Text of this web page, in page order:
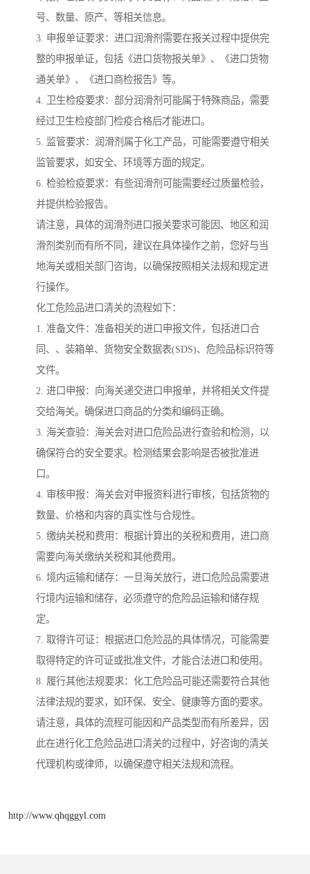
号、数量、原产、等相关信息。
3. 申报单证要求：进口润滑剂需要在报关过程中提供完
整的申报单证，包括《进口货物报关单》、《进口货物
通关单》、《进口商检报告》等。
4. 卫生检疫要求：部分润滑剂可能属于特殊商品，需要
经过卫生检疫部门检疫合格后才能进口。
5. 监管要求：润滑剂属于化工产品，可能需要遵守相关
监管要求，如安全、环境等方面的规定。
6. 检验检疫要求：有些润滑剂可能需要经过质量检验，
并提供检验报告。
请注意，具体的润滑剂进口报关要求可能因、地区和润
滑剂类别而有所不同，建议在具体操作之前，您好与当
地海关或相关部门咨询，以确保按照相关法规和规定进
行操作。
化工危险品进口清关的流程如下：
1. 准备文件：准备相关的进口申报文件，包括进口合
同、、装箱单、货物安全数据表(SDS)、危险品标识符等
文件。
2. 进口申报：向海关递交进口申报单，并将相关文件提
交给海关。确保进口商品的分类和编码正确。
3. 海关查验：海关会对进口危险品进行查验和检测，以
确保符合的安全要求。检测结果会影响是否被批准进
口。
4. 审核申报：海关会对申报资料进行审核，包括货物的
数量、价格和内容的真实性与合规性。
5. 缴纳关税和费用：根据计算出的关税和费用，进口商
需要向海关缴纳关税和其他费用。
6. 境内运输和储存：一旦海关放行，进口危险品需要进
行境内运输和储存，必须遵守的危险品运输和储存规
定。
7. 取得许可证：根据进口危险品的具体情况，可能需要
取得特定的许可证或批准文件，才能合法进口和使用。
8. 履行其他法规要求：化工危险品可能还需要符合其他
法律法规的要求，如环保、安全、健康等方面的要求。
请注意，具体的流程可能因和产品类型而有所差异，因
此在进行化工危险品进口清关的过程中，好咨询的清关
代理机构或律师，以确保遵守相关法规和流程。
http://www.qhqggyl.com